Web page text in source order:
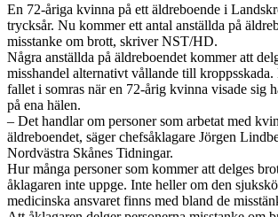
En 72-åriga kvinna på ett äldreboende i
trycksår. Nu kommer ett antal anställda på
misstanke om brott, skriver NST/HD.
Några anställda på äldreboendet kommer att
misshandel alternativt vållande till
fallet i somras när en 72-årig kvinna visade sig
på ena hälen.
– Det handlar om personer som arbetat med
äldreboendet, säger chefsåklagare Jörgen
Nordvästra Skånes Tidningar.
Hur många personer som kommer att delges
åklagaren inte uppge. Inte heller om den
medicinska ansvaret finns med bland de